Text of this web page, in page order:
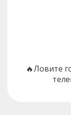
🔥Ловите